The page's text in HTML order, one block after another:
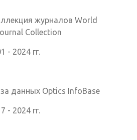
журналов World
Collection
- 2024 гг.
данных Optics InfoBase
- 2024 гг.